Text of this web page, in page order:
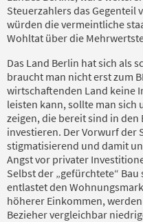
Steuerzahlers das Gegenteil
würden die vermeintliche
Wohltat über die
Das Land Berlin hat sich als
braucht man nicht erst zum
wirtschaftenden Land keine
leisten kann, sollte man sich
zeigen, die bereit sind in den
investieren. Der Vorwurf der
stigmatisierend und damit
Angst vor privater
Selbst der „gefürchtete“
entlastet den
höherer Einkommen,
Bezieher vergleichbar